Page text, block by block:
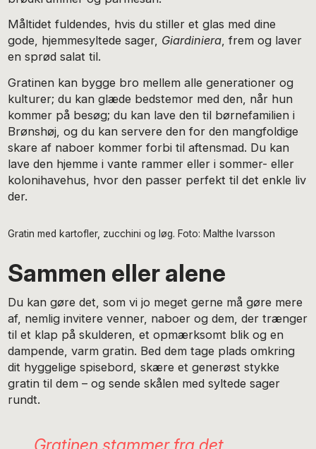
Måltidet fuldendes, hvis du stiller et glas med dine
gode, hjemmesyltede sager, Giardiniera, frem og laver
en sprød salat til.
Gratinen kan bygge bro mellem alle generationer og
kulturer; du kan glæde bedstemor med den, når hun
kommer på besøg; du kan lave den til børnefamilien i
Brønshøj, og du kan servere den for den mangfoldige
skare af naboer kommer forbi til aftensmad. Du kan
lave den hjemme i vante rammer eller i sommer- eller
kolonihavehus, hvor den passer perfekt til det enkle liv
der.
Gratin med kartofler, zucchini og løg. Foto: Malthe Ivarsson
Sammen eller alene
Du kan gøre det, som vi jo meget gerne må gøre mere
af, nemlig invitere venner, naboer og dem, der trænger
til et klap på skulderen, et opmærksomt blik og en
dampende, varm gratin. Bed dem tage plads omkring
dit hyggelige spisebord, skære et generøst stykke
gratin til dem – og sende skålen med syltede sager
rundt.